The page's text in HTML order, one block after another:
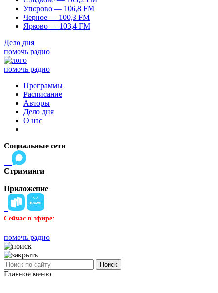
Упорово — 106,8 FM
Черное — 100,3 FM
Ярково — 103,4 FM
Дело дня
помочь радио
помочь радио
Программы
Расписание
Авторы
Дело дня
О нас
Социальные сети
Стриминги
Приложение
Сейчас в эфире:
помочь радио
Поиск
Главное меню